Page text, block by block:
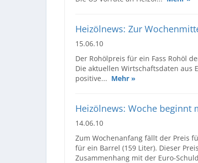
Heizölnews: Zur
15.06.10
Der Rohölpreis für ein Fass Rohöl
Die aktuellen Wirtschaftsdaten aus
positive... Mehr »
Heizölnews: Woche beginnt
14.06.10
Zum Wochenanfang fällt der Preis
für ein Barrel (159 Liter). Dieser
Zusammenhang mit der Euro-